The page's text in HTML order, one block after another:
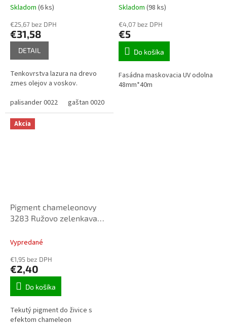
Skladom (6 ks)
€25,67 bez DPH
€31,58
DETAIL
Tenkovrstva lazura na drevo
zmes olejov a voskov.
palisander 0022
gaštan 0020
837950
Skladom (98 ks)
€4,07 bez DPH
€5
Do košíka
Fasádna maskovacia UV odolna
48mm*40m
Akcia
Pigment chameleonovy
3283 Ružovo zelenkava
Vypredané
€1,95 bez DPH
€2,40
Do košíka
Tekutý pigment do živice s
efektom chameleon